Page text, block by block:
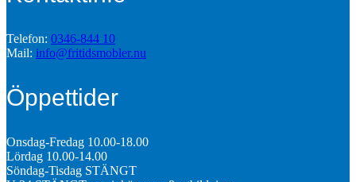
Telefon: 0346-844 10
Mail: info@fritidsmobler.nu
Öppettider
Onsdag-Fredag 10.00-18.00
Lördag 10.00-14.00
Söndag-Tisdag STÄNGT